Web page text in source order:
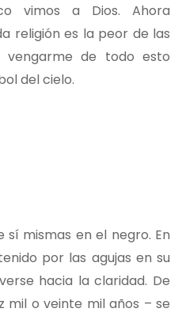
vimos a Dios. Ahora
religión es la peor de las
vengarme de todo esto
del cielo.
sí mismas en el negro. En
por las agujas en su
hacia la claridad. De
mil o veinte mil años – se